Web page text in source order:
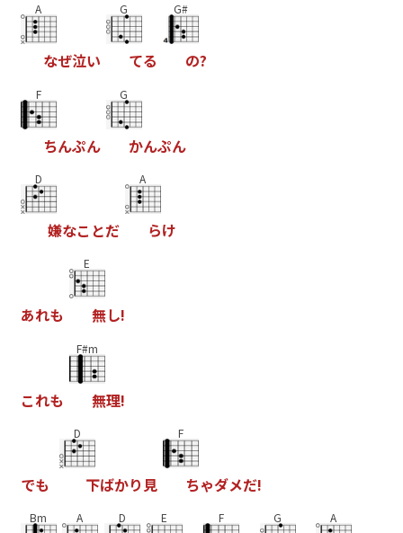
A
なぜ泣い
G
てる
G#
の?
F
ちんぷん
G
かんぷん
D
嫌なこ とだ
A
らけ
あれも
E
無し!
これも
F#m
無理!
でも
D
下ばかり見
F
ちゃダメだ!
Bm A D E F G A